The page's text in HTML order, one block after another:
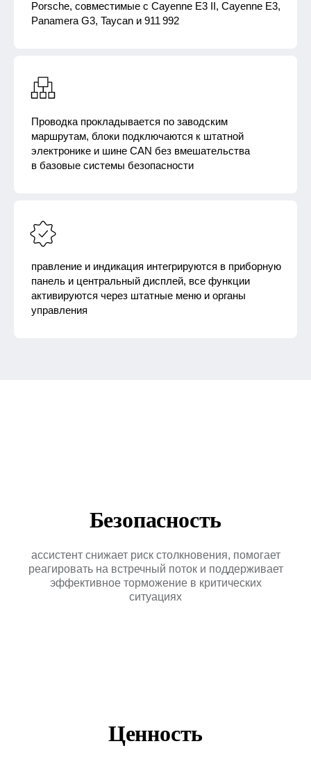
Porsche, совместимые с Cayenne E3 II, Cayenne E3,
Panamera G3, Taycan и 911 992
Проводка прокладывается по заводским
маршрутам, блоки подключаются к штатной
электронике и шине CAN без вмешательства
в базовые системы безопасности
правление и индикация интегрируются в приборную
панель и центральный дисплей, все функции
активируются через штатные меню и органы
управления
Безопасность
ассистент снижает риск столкновения, помогает
реагировать на встречный поток и поддерживает
эффективное торможение в критических
ситуациях
Ценность
Ответим
Оставьте свой номер
и мы перезвоним
КАТАЛОГ
ПРИМЕРЫ